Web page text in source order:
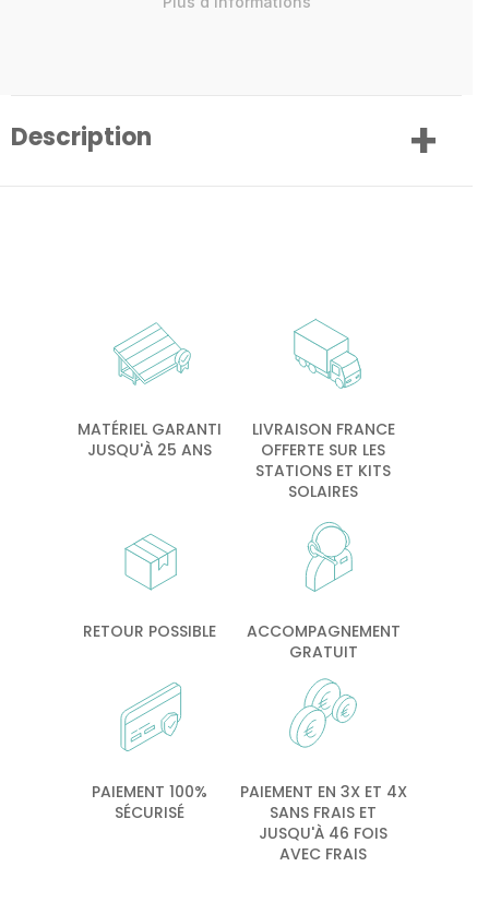
Description
MATÉRIEL GARANTI
JUSQU'À 25 ANS
LIVRAISON FRANCE
OFFERTE SUR LES
STATIONS ET KITS
SOLAIRES
RETOUR POSSIBLE
ACCOMPAGNEMENT
GRATUIT
PAIEMENT 100%
SÉCURISÉ
PAIEMENT EN 3X ET 4X
SANS FRAIS ET
JUSQU'À 46 FOIS
AVEC FRAIS